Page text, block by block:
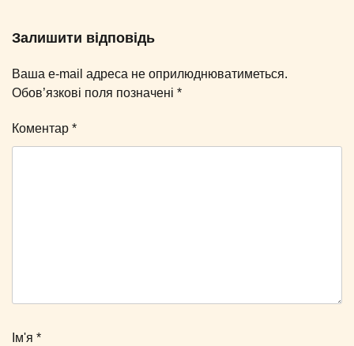
Залишити відповідь
Ваша e-mail адреса не оприлюднюватиметься.
Обов’язкові поля позначені *
Коментар *
Ім'я *